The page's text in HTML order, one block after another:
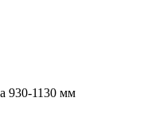
930-1130 мм